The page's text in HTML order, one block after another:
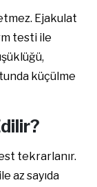
Ejakulat
testi ile
küçülme
tekrarlanır.
az sayıda